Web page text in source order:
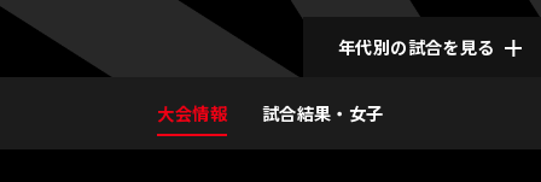
年代別の試合を見る
大会情報 試合結果・女子